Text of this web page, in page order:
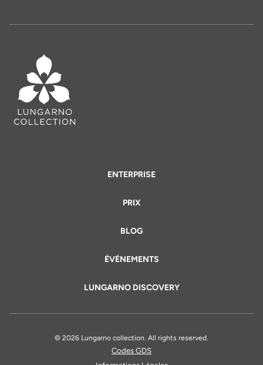
ENTERPRISE
PRIX
BLOG
ÉVÉNEMENTS
LUNGARNO DISCOVERY
© 2026 Lungarno collection. All rights reserved.
Codes GDS